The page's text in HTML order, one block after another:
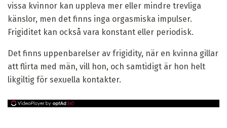
vissa kvinnor kan uppleva mer eller mindre trevliga
känslor, men det finns inga orgasmiska impulser.
Frigiditet kan också vara konstant eller periodisk.
Det finns uppenbarelser av frigidity, när en kvinna gillar
att flirta med män, vill hon, och samtidigt är hon helt
likgiltig för sexuella kontakter.